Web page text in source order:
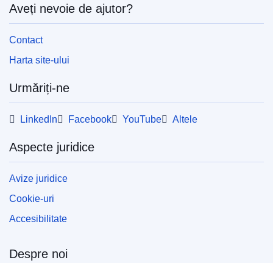
Aveți nevoie de ajutor?
Contact
Harta site-ului
Urmăriți-ne
LinkedIn Facebook YouTube Altele
Aspecte juridice
Avize juridice
Cookie-uri
Accesibilitate
Despre noi